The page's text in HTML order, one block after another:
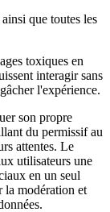
que toutes les
toxiques en
interagir sans
l'expérience.
son propre
du permissif au
attentes. Le
utilisateurs une
en un seul
la modération et